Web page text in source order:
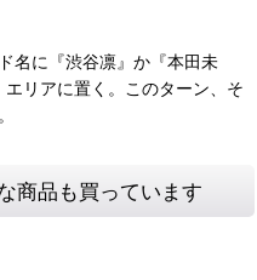
名に『渋谷凛』か『本田未
リアに置く。このターン、そ
商品も買っています